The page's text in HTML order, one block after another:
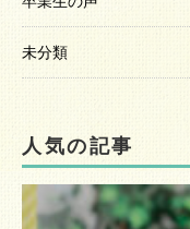
未分類
人気の記事